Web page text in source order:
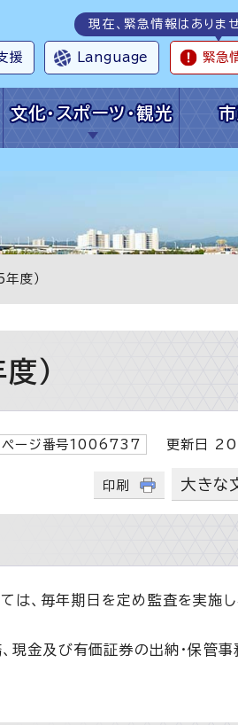
現在、緊急情報はありま
援 Language 緊急
文化・スポーツ・観光
度）
）
ページ番号1006737 更新日
印刷 大きな
、毎年期日を定め監査を実施
現金及び有価証券の出納・保管事